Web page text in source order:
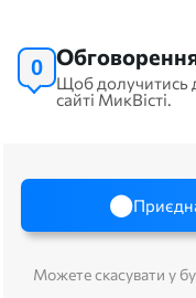
0
Щоб долучитись
сайті МикВісті.
Можете скасувати у